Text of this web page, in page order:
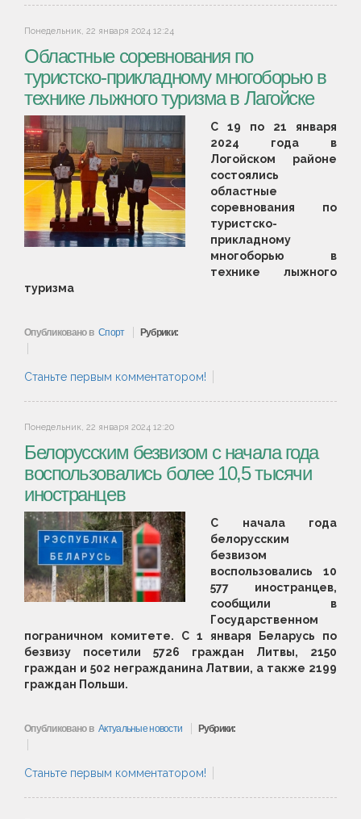
Понедельник, 22 января 2024 12:24
Областные соревнования по
туристско-прикладному многоборью в
технике лыжного туризма в Лагойске
С 19 по 21 января
2024 года в
Логойском районе
состоялись
областные
соревнования по
туристско-
прикладному
многоборью в
технике лыжного
туризма
Опубликовано в Спорт Рубрики:
Станьте первым комментатором!
Понедельник, 22 января 2024 12:20
Белорусским безвизом с начала года
воспользовались более 10,5 тысячи
иностранцев
С начала года
белорусским
безвизом
воспользовались 10
577 иностранцев,
сообщили в
Государственном
пограничном комитете. С 1 января Беларусь по
безвизу посетили 5726 граждан Литвы, 2150
граждан и 502 негражданина Латвии, а также 2199
граждан Польши.
Опубликовано в Актуальные новости Рубрики:
Станьте первым комментатором!